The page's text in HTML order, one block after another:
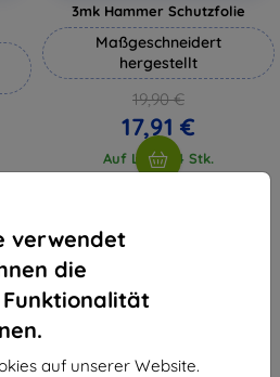
verwendet
die
auf unserer Website.
3mk Hammer Schutzfolie
Maßgeschneidert
hergestellt
19,90 €
17,91 €
Auf Lager 4 Stk.